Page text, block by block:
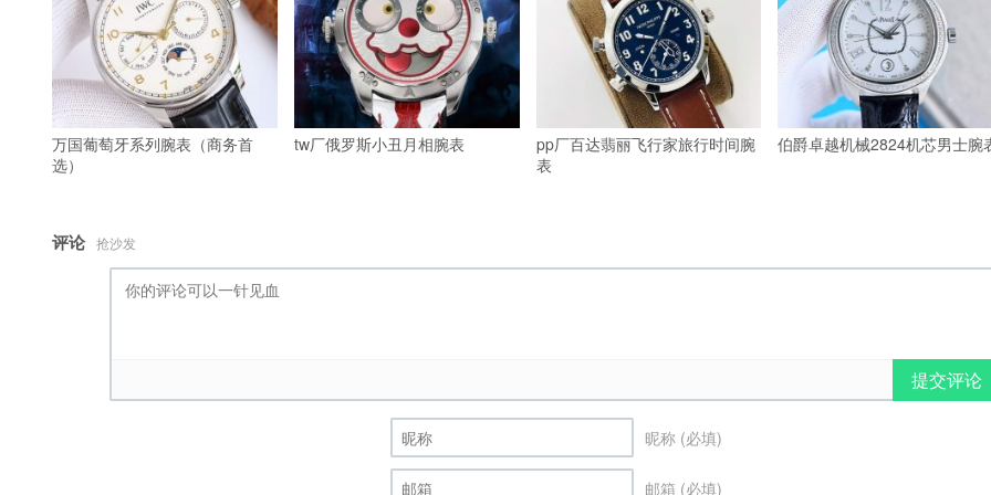
万国葡萄牙系列腕表（商务首
选）
tw厂俄罗斯小丑月相腕表
pp厂百达翡丽飞行家旅行时间腕
表
伯爵卓越机械2824机芯男士腕
评论 抢沙发
提交评论
昵称 (必填)
邮箱 (必填)